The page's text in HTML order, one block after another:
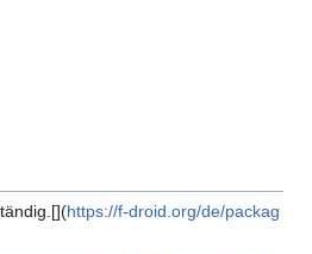
https://f-droid.org/de/packag